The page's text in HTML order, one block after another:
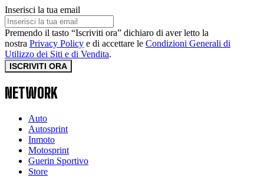
Inserisci la tua email
Premendo il tasto “Iscriviti ora” dichiaro di aver letto la
nostra Privacy Policy e di accettare le Condizioni Generali di
Utilizzo dei Siti e di Vendita.
ISCRIVITI ORA
NETWORK
Auto
Autosprint
Inmoto
Motosprint
Guerin Sportivo
Store